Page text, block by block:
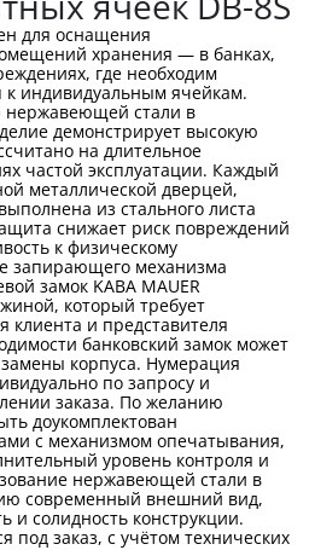
для оснащения
хранения — в банках,
где необходим
к индивидуальным ячейкам.
стали в
демонстрирует высокую
на длительное
частой эксплуатации. Каждый
металлической дверцей,
из стального листа
снижает риск повреждений
к физическому
запирающего механизма
замок KABA MAUER
который требует
клиента и представителя
банковский замок может
корпуса. Нумерация
по запросу и
заказа. По желанию
доукомплектован
с механизмом опечатывания,
уровень контроля и
нержавеющей стали в
современный внешний вид,
и солидность конструкции.
под заказ, с учётом технических